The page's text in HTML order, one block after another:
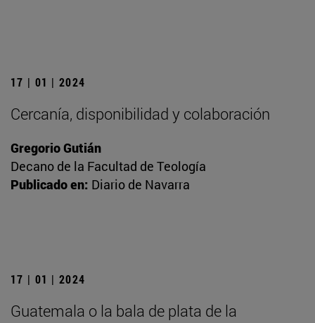
17 | 01 | 2024
Cercanía, disponibilidad y colaboración
Gregorio Gutián
Decano de la Facultad de Teología
Publicado en: Diario de Navarra
17 | 01 | 2024
Guatemala o la bala de plata de la